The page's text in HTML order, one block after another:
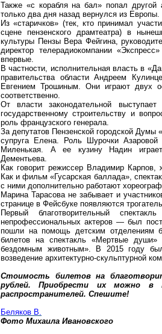
Также «с корабля на бал» попал
только два дня назад вернулся из Европы.
Из «старичков» (тек, кто принимал
сцене пензенского драмтеатра) в
культуры Пензы Вера Фейгина,
директор телерадиокомпании
впервые.
В частности, исполнительная власть в
правительства области Андреем
Евгением Трошиным. Они играют
соответственно.
От власти законодательной
государственному строительству и
роль французского генерала.
За депутатов Пензенской городской Думы
супруга Елена. Роль Шурочки Азаровой
Миленькая. А ее кузину Надин
Дементьева.
Как говорит режиссер Владимир Карпов,
Как и фильм «Гусарская баллада»,
с ними дополнительно работают
Марина Тарасова не забывает и
странице в Фейсбуке появляются
Первый благотворительный
непрофессиональных актеров — был
пошли на помощь детским отделениям
билетов на спектакль «Мертвые
бездомным животным». В 2015 году
возведение архитектурно-скульптурной
Стоимость билетов на
рублей. Приобрести их можно в
распространителей. Спешите!
Беляков В.
Фото Михаила Ивановского